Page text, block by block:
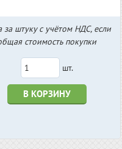
за штуку с учётом НДС, если
стоимость покупки
шт.
В КОРЗИНУ